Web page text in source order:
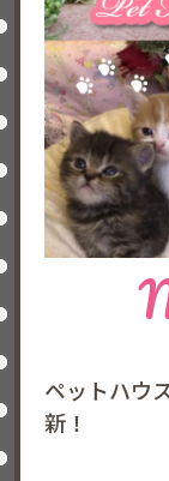
ペットハウ
新！